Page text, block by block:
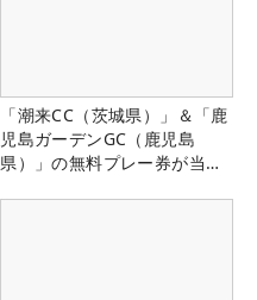
「潮来CC（茨城県）」＆「鹿
児島ガーデンGC（鹿児島
県）」の無料プレー券が当た